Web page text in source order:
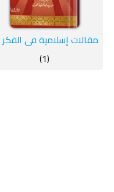
(1)